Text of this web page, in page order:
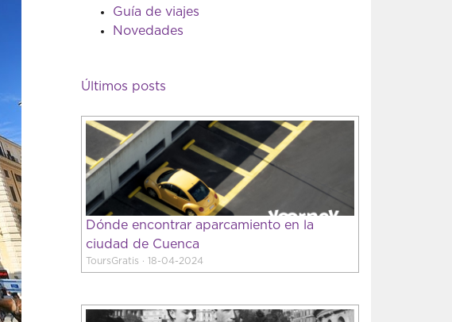
Guía de viajes
Novedades
Últimos posts
Dónde encontrar aparcamiento en la
ciudad de Cuenca
ToursGratis · 18-04-2024